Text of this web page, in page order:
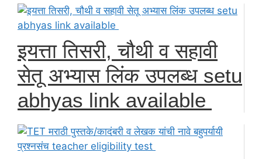
इयत्ता तिसरी, चौथी व सहावी
सेतू अभ्यास लिंक उपलब्ध setu
abhyas link available